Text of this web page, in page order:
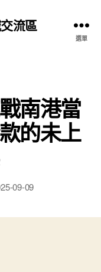
流區
選單
南港當
的未上
09-09